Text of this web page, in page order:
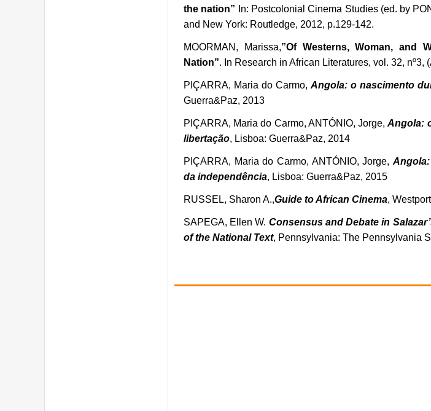
the nation” In: Postcolonial Cinema Studies (ed. by
and New York: Routledge, 2012, p.129-142.
MOORMAN, Marissa,”Of Westerns, Woman, and
Nation”. In Research in African Literatures, vol. 32, nº3,
PIÇARRA, Maria do Carmo, Angola: o nascimento
Guerra&Paz, 2013
PIÇARRA, Maria do Carmo, ANTÓNIO, Jorge,Angola:
libertação, Lisboa: Guerra&Paz, 2014
PIÇARRA, Maria do Carmo, ANTÓNIO, Jorge,
da independência, Lisboa: Guerra&Paz, 2015
RUSSEL, Sharon A.,Guide to African Cinema,
SAPEGA, Ellen W. Consensus and Debate in
of the National Text, Pennsylvania: The Pennsylvania